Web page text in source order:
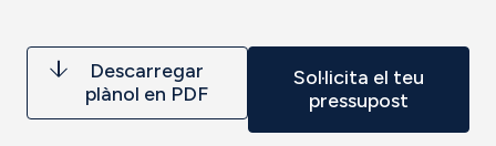
Descarregar
plànol en PDF
Sol·licita el teu
pressupost